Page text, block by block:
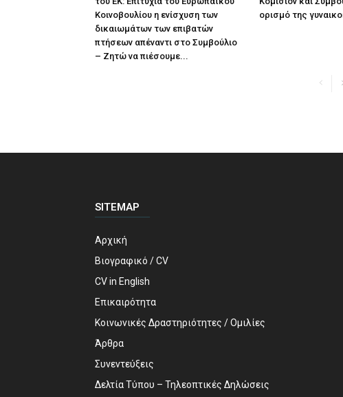
Κοινοβουλίου η ενίσχυση των
δικαιωμάτων των επιβατών
πτήσεων απέναντι στο Συμβούλιο
– Ζητώ να πιέσουμε...
ορισμό της
SITEMAP
Αρχική
Βιογραφικό / CV
CV in English
Επικαιρότητα
Κοινωνικές Δραστηριότητες / Ομιλίες
Άρθρα
Συνεντεύξεις
Δελτία Τύπου – Τηλεοπτικές Δηλώσεις